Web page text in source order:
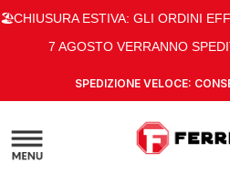
🏖️CHIUSURA ESTIVA: GLI ORDINI
7 AGOSTO VERRANNO
SPEDIZIONE VELOCE: